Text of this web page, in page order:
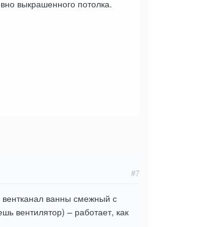
выкрашенного потолка.
#7
вентканал ванны смежный с
вентилятор) – работает, как